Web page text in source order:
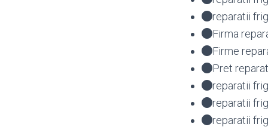
reparatii
Firma
Firme
Pret
reparatii
reparatii
reparatii